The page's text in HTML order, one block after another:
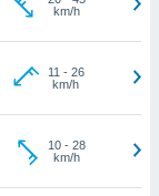
km/h
11 - 26
km/h
10- 28
km/h